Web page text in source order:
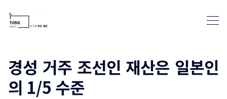
경성 거주 조선인 재산은 일본인
의 1/5 수준